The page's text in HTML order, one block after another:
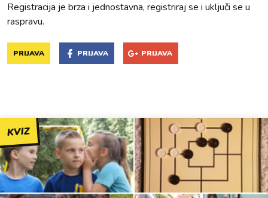
Registracija je brza i jednostavna, registriraj se i uključi se u
raspravu.
PRIJAVA PRIJAVA PRIJAVA
KVIZ